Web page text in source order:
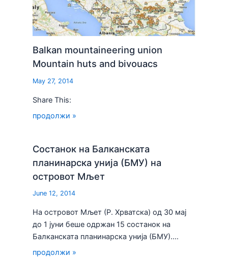
Balkan mountaineering union
Mountain huts and bivouacs
May 27, 2014
Share This:
продолжи »
Состанок на Балканската
планинарска унија (БМУ) на
островот Мљет
June 12, 2014
На островот Мљет (Р. Хрватска) од 30 мај
до 1 јуни беше одржан 15 состанок на
Балканската планинарска унија (БМУ).…
продолжи »